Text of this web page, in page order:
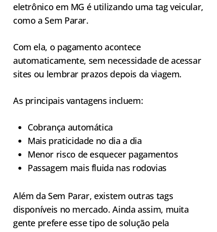
eletrônico em MG é utilizando uma tag veicular,
como a Sem Parar.
Com ela, o pagamento acontece
automaticamente, sem necessidade de acessar
sites ou lembrar prazos depois da viagem.
As principais vantagens incluem:
Cobrança automática
Mais praticidade no dia a dia
Menor risco de esquecer pagamentos
Passagem mais fluida nas rodovias
Além da Sem Parar, existem outras tags
disponíveis no mercado. Ainda assim, muita
gente prefere esse tipo de solução pela